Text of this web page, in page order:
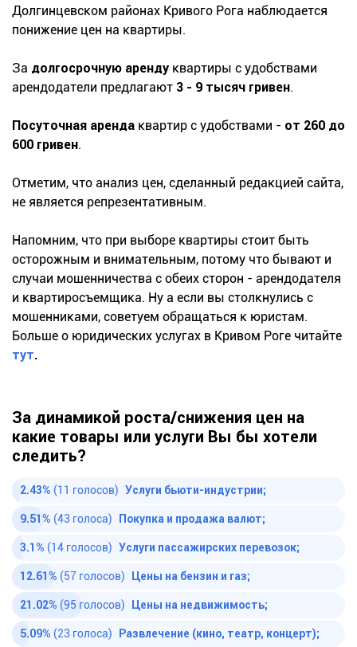
Долгинцевском районах Кривого Рога наблюдается
понижение цен на квартиры.
За долгосрочную аренду квартиры с удобствами
арендодатели предлагают 3 - 9 тысяч гривен.
Посуточная аренда квартир с удобствами - от 260 до
600 гривен.
Отметим, что анализ цен, сделанный редакцией сайта,
не является репрезентативным.
Напомним, что при выборе квартиры стоит быть
осторожным и внимательным, потому что бывают и
случаи мошенничества с обеих сторон - арендодателя
и квартиросъемщика. Ну а если вы столкнулись с
мошенниками, советуем обращаться к юристам.
Больше о юридических услугах в Кривом Роге читайте
тут.
За динамикой роста/снижения цен на
какие товары или услуги Вы бы хотели
следить?
2.43% (11 голосов) Услуги бьюти-индустрии;
9.51% (43 голоса) Покупка и продажа валют;
3.1% (14 голосов) Услуги пассажирских перевозок;
12.61% (57 голосов) Цены на бензин и газ;
21.02% (95 голосов) Цены на недвижимость;
5.09% (23 голоса) Развлечение (кино, театр, концерт);